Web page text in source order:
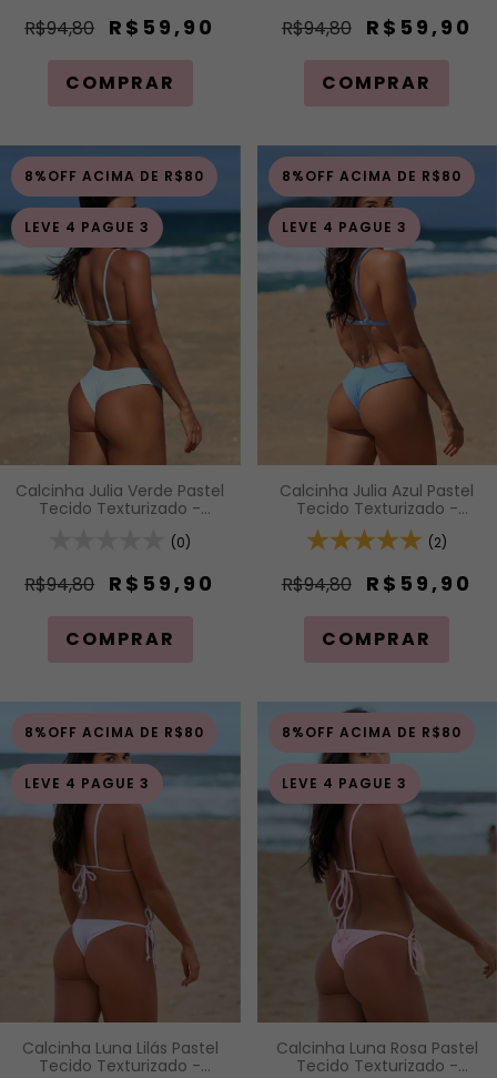
R$94,80 R$59,90
COMPRAR
R$94,80 R$59,90
COMPRAR
8%OFF ACIMA DE R$80
LEVE 4 PAGUE 3
Calcinha Julia Verde Pastel
Tecido Texturizado -
Duplo (Efeito Levanta)
(0)
R$94,80 R$59,90
COMPRAR
8%OFF ACIMA DE R$80
LEVE 4 PAGUE 3
Calcinha Julia Azul Pastel
Tecido Texturizado -
Calcinha Asa Delta Fio
Duplo (Efeito Levanta)
(2)
R$94,80 R$59,90
COMPRAR
8%OFF ACIMA DE R$80
LEVE 4 PAGUE 3
Calcinha Luna Lilás Pastel
Tecido Texturizado -
8%OFF ACIMA DE R$80
LEVE 4 PAGUE 3
Calcinha Luna Rosa Pastel
Tecido Texturizado -